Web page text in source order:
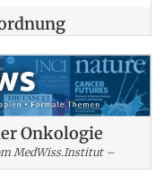
Onkologie
MedWiss.Institut –